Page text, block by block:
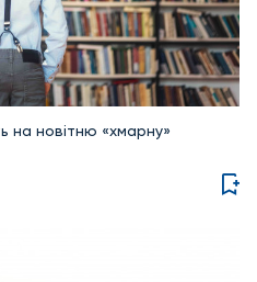
на новітню «хмарну»